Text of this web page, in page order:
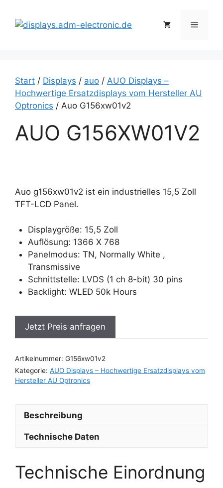
Inhalt
springen
Menü
Start / Displays / auo / AUO Displays –
Hochwertige Ersatzdisplays vom Hersteller AU
Optronics / Auo G156xw01v2
AUO G156XW01V2
Auo g156xw01v2 ist ein industrielles 15,5 Zoll
TFT-LCD Panel.
Displaygröße: 15,5 Zoll
Auflösung: 1366 X 768
Panelmodus: TN, Normally White ,
Transmissive
Schnittstelle: LVDS (1 ch 8-bit) 30 pins
Backlight: WLED 50k Hours
Jetzt Preis anfragen
Artikelnummer: G156xw01v2
Kategorie: AUO Displays – Hochwertige Ersatzdisplays vom
Hersteller AU Optronics
Beschreibung
Technische Daten
Technische Einordnung